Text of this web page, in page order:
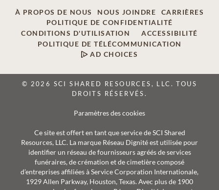
À PROPOS DE NOUS NOUS JOINDRE
CARRIÈRES
POLITIQUE DE CONFIDENTIALITÉ
CONDITIONS D'UTILISATION
ACCESSIBILITÉ
POLITIQUE DE TÉLÉCOMMUNICATION
AD CHOICES
© 2026 SCI SHARED RESOURCES, LLC. TOUS
DROITS RÉSERVÉS.
Paramètres des cookies
Ce site est offert en tant que service de SCI Shared
Resources, LLC. La marque Réseau Dignité est utilisée pour
identifier un réseau de fournisseurs agréés de services
funéraires, de crémation et de cimetière composé
d’entreprises affiliées à Service Corporation Internationale,
1929 Allen Parkway, Houston, Texas. Avec plus de 1900